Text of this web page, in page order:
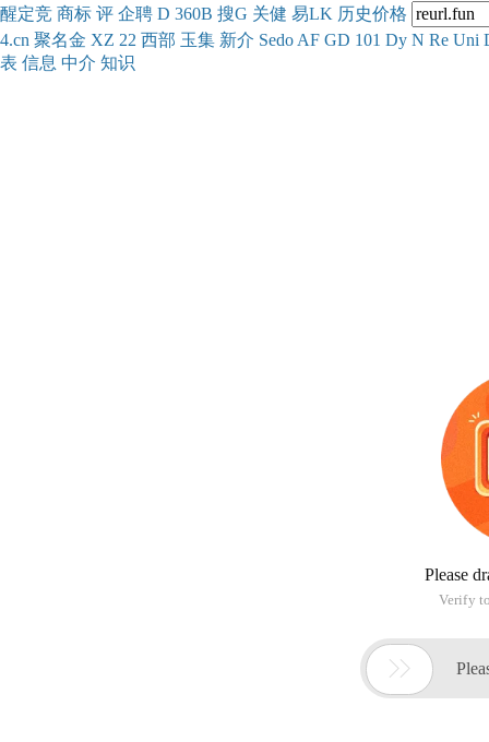
醒定竞 商标 评 企聘 D 360B 搜G 关健 易LK 历史价格
4.cn 聚名金 XZ 22 西部 玉集 新介 Sedo AF GD 101 Dy N Re Uni
表 信息 中介 知识